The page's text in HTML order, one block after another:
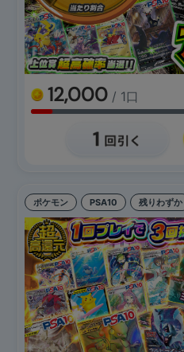
12,000 / 1口
ポケモン PSA10 残りわずか